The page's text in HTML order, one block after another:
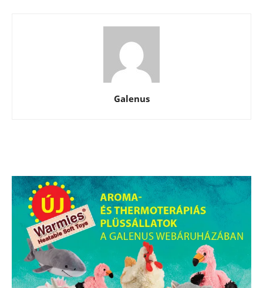
Galenus